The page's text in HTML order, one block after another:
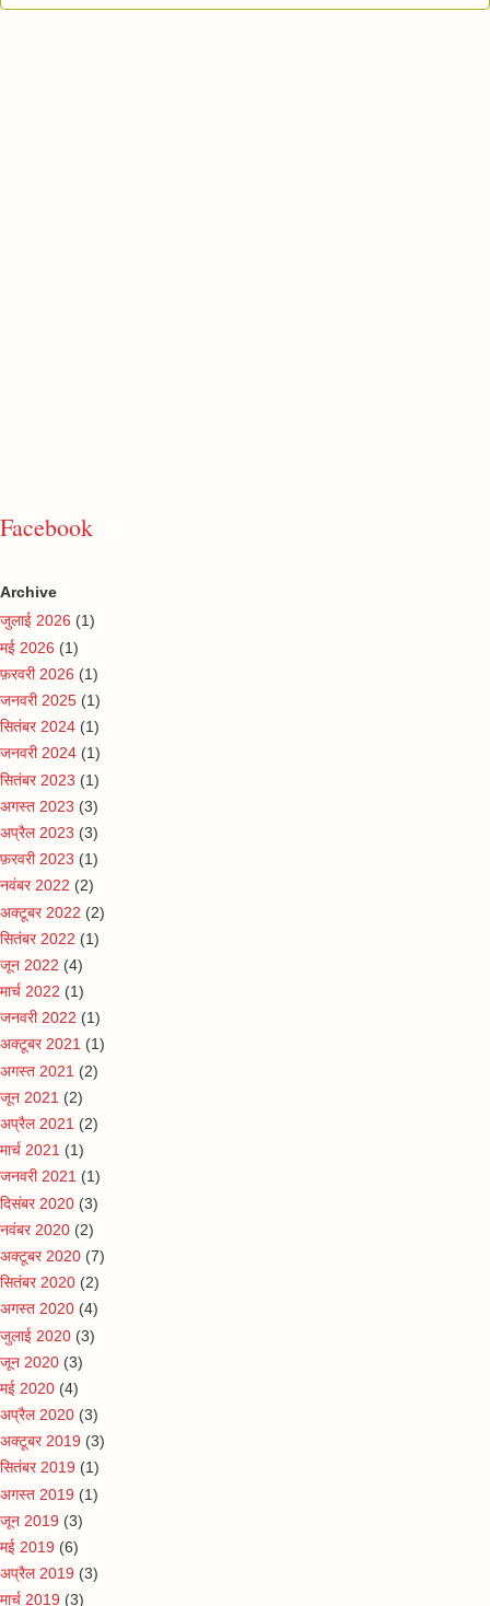
Facebook
Archive
जुलाई 2026 (1)
मई 2026 (1)
फ़रवरी 2026 (1)
जनवरी 2025 (1)
सितंबर 2024 (1)
जनवरी 2024 (1)
सितंबर 2023 (1)
अगस्त 2023 (3)
अप्रैल 2023 (3)
फ़रवरी 2023 (1)
नवंबर 2022 (2)
अक्टूबर 2022 (2)
सितंबर 2022 (1)
जून 2022 (4)
मार्च 2022 (1)
जनवरी 2022 (1)
अक्टूबर 2021 (1)
अगस्त 2021 (2)
जून 2021 (2)
अप्रैल 2021 (2)
मार्च 2021 (1)
जनवरी 2021 (1)
दिसंबर 2020 (3)
नवंबर 2020 (2)
अक्टूबर 2020 (7)
सितंबर 2020 (2)
अगस्त 2020 (4)
जुलाई 2020 (3)
जून 2020 (3)
मई 2020 (4)
अप्रैल 2020 (3)
अक्टूबर 2019 (3)
सितंबर 2019 (1)
अगस्त 2019 (1)
जून 2019 (3)
मई 2019 (6)
अप्रैल 2019 (3)
मार्च 2019 (3)